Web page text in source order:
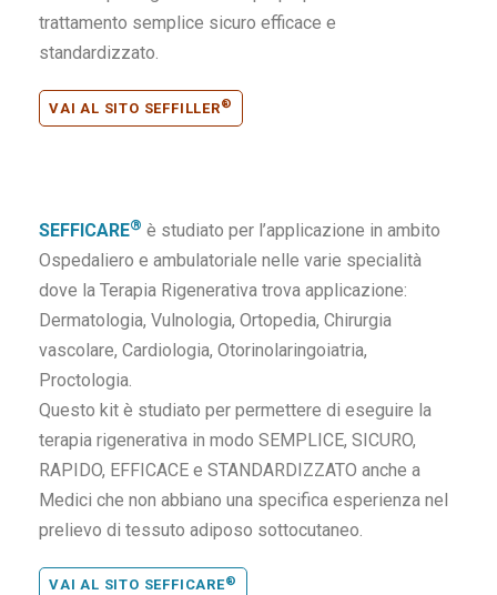
trattamento semplice sicuro efficace e
standardizzato.
VAI AL SITO SEFFILLER®
SEFFICARE® è studiato per l’applicazione in ambito
Ospedaliero e ambulatoriale nelle varie specialità
dove la Terapia Rigenerativa trova applicazione:
Dermatologia, Vulnologia, Ortopedia, Chirurgia
vascolare, Cardiologia, Otorinolaringoiatria,
Proctologia.
Questo kit è studiato per permettere di eseguire la
terapia rigenerativa in modo SEMPLICE, SICURO,
RAPIDO, EFFICACE e STANDARDIZZATO anche a
Medici che non abbiano una specifica esperienza nel
prelievo di tessuto adiposo sottocutaneo.
VAI AL SITO SEFFICARE®